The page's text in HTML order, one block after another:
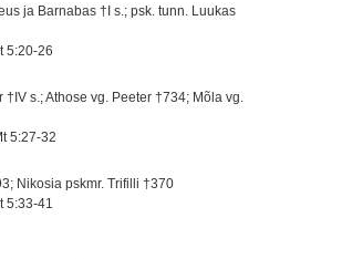
ja Barnabas †I s.; psk. tunn. Luukas
5:20-26
†IV s.; Athose vg. Peeter †734; Mõla vg.
5:27-32
Nikosia pskmr. Trifilli †370
5:33-41